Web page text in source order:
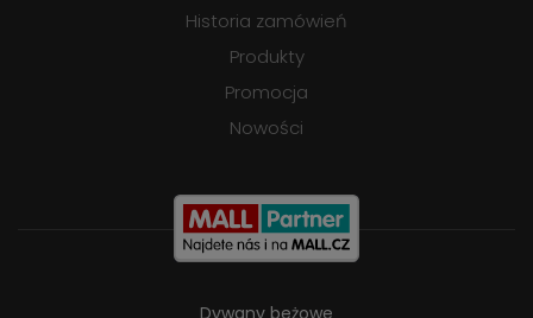
Historia zamówień
Produkty
Promocja
Nowości